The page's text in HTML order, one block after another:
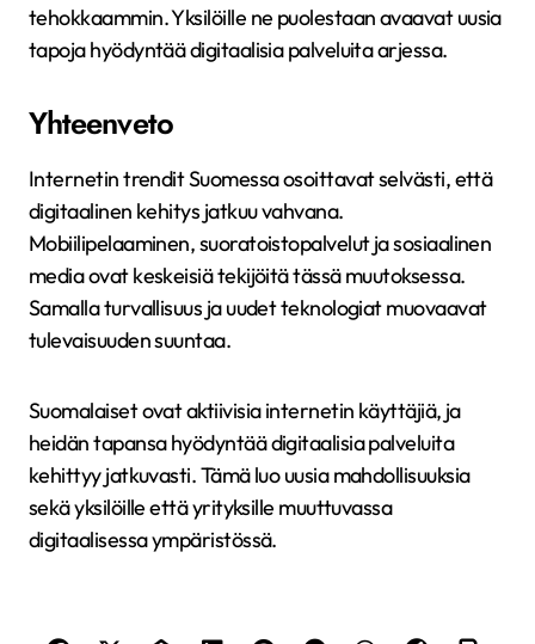
tehokkaammin. Yksilöille ne puolestaan avaavat uusia
tapoja hyödyntää digitaalisia palveluita arjessa.
Yhteenveto
Internetin trendit Suomessa osoittavat selvästi, että
digitaalinen kehitys jatkuu vahvana.
Mobiilipelaaminen, suoratoistopalvelut ja sosiaalinen
media ovat keskeisiä tekijöitä tässä muutoksessa.
Samalla turvallisuus ja uudet teknologiat muovaavat
tulevaisuuden suuntaa.
Suomalaiset ovat aktiivisia internetin käyttäjiä, ja
heidän tapansa hyödyntää digitaalisia palveluita
kehittyy jatkuvasti. Tämä luo uusia mahdollisuuksia
sekä yksilöille että yrityksille muuttuvassa
digitaalisessa ympäristössä.